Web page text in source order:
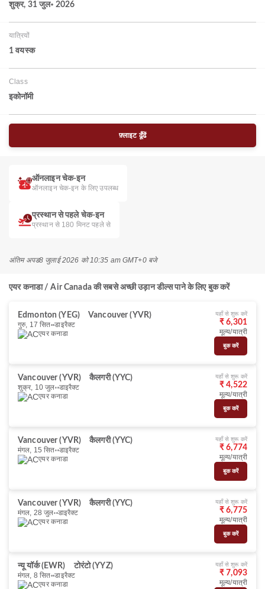
शुक्र, 31 जुल॰ 2026
यात्रियों
1 वयस्‍क
Class
इकोनॉमी
फ़्लाइट ढूँढें
ऑनलाइन चेक-इन
ऑनलाइन चेक-इन के लिए उपलब्ध
प्रस्थान से पहले चेक-इन
प्रस्थान से 180 मिनट पहले से
अंतिम अपड8 जुलाई 2026 को 10:35 am GMT+0 बजे
एयर कनाडा / Air Canada की सबसे अच्छी उड़ान डील्स पाने के लिए बुक करें
Edmonton (YEG)
Vancouver (YVR)
गुरु, 17 सित॰ डाइरैक्ट
एयर कनाडा
यहाँ से शुरू करें
₹ 6,301
मूल्य/यात्री
बुक करें
Vancouver (YVR)
कैलगरी (YYC)
शुक्र, 10 जुल॰ डाइरैक्ट
एयर कनाडा
यहाँ से शुरू करें
₹ 4,522
मूल्य/यात्री
बुक करें
Vancouver (YVR)
कैलगरी (YYC)
मंगल, 15 सित॰ डाइरैक्ट
एयर कनाडा
यहाँ से शुरू करें
₹ 6,774
मूल्य/यात्री
बुक करें
Vancouver (YVR)
कैलगरी (YYC)
मंगल, 28 जुल॰ डाइरैक्ट
एयर कनाडा
यहाँ से शुरू करें
₹ 6,775
मूल्य/यात्री
बुक करें
न्यू यॉर्क (EWR)
टोरंटो (YYZ)
मंगल, 8 सित॰ डाइरैक्ट
एयर कनाडा
यहाँ से शुरू करें
₹ 7,093
मूल्य/यात्री